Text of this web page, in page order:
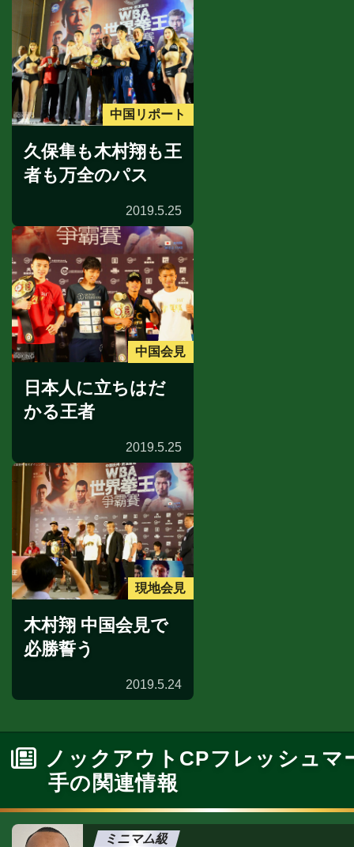
中国リポート
久保隼も木村翔も王
者も万全のパス
2019.5.25
中国会見
日本人に立ちはだ
かる王者
2019.5.25
現地会見
木村翔 中国会見で
必勝誓う
2019.5.24
ノックアウトCPフレッシュマ
手の関連情報
ミニマム級